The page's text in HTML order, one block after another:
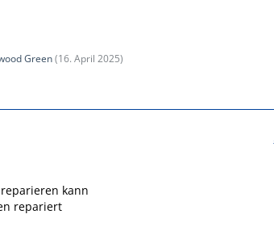
Green(16. April 2025)
kann
repariert